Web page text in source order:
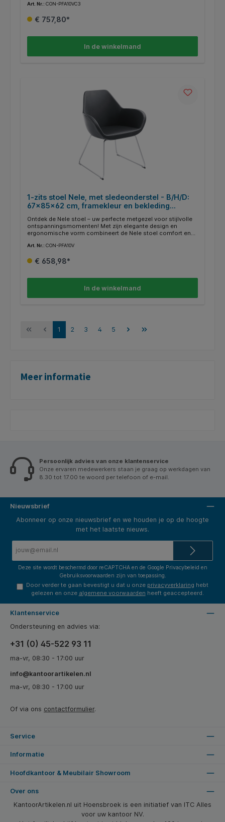
in de woonkamer of op kantoor is, de Nele stoel past
elegantie. Gemaakt van hoogwaardige materialen
- een must-have voor veeleisende connaisseurs! Zithoogte:
45 cm Hoogte armleuning: 64 cm
Art. Nr.: CON-PFA10VC3
€ 757,80*
In de winkelmand
1-zits stoel Nele, met sledeonderstel - B/H/D:
67x85x62 cm, framekleur en bekleding
Ontdek de Nele stoel – uw perfecte metgezel voor stijlvolle
ontspanningsmomenten! Met zijn elegante design en
ergonomische vorm combineert de Nele stoel comfort en
in de woonkamer of op kantoor is, de Nele stoel past
elegantie. Gemaakt van hoogwaardige materialen
- een must-have voor veeleisende connaisseurs! Zithoogte:
45 cm Hoogte armleuning: 64 cm
Art. Nr.: CON-PFA10V
€ 658,98*
In de winkelmand
1 2 3 4 5
Meer informatie
Persoonlijk advies van onze klantenservice
Onze ervaren medewerkers staan je graag op werkdagen van
8.30 tot 17.00 te woord per telefoon of e-mail.
Nieuwsbrief
Abonneer op onze nieuwsbrief en we houden je op de hoogte
met het laatste nieuws.
Deze site wordt beschermd door reCAPTCHA en de Google Privacybeleid en
Gebruiksvoorwaarden zijn van toepassing.
Door verder te gaan bevestigt u dat u onze privacyverklaring hebt
gelezen en onze algemene voorwaarden heeft geaccepteerd.
Klantenservice
Ondersteuning en advies via:
+31 (0) 45-522 93 11
ma-vr, 08:30 - 17:00 uur
info@kantoorartikelen.nl
ma-vr, 08:30 - 17:00 uur
Of via ons contactformulier.
Service
Informatie
Hoofdkantoor & Meubilair Showroom
Over ons
KantoorArtikelen.nl uit Hoensbroek is een initiatief van ITC Alles
voor uw kantoor NV.